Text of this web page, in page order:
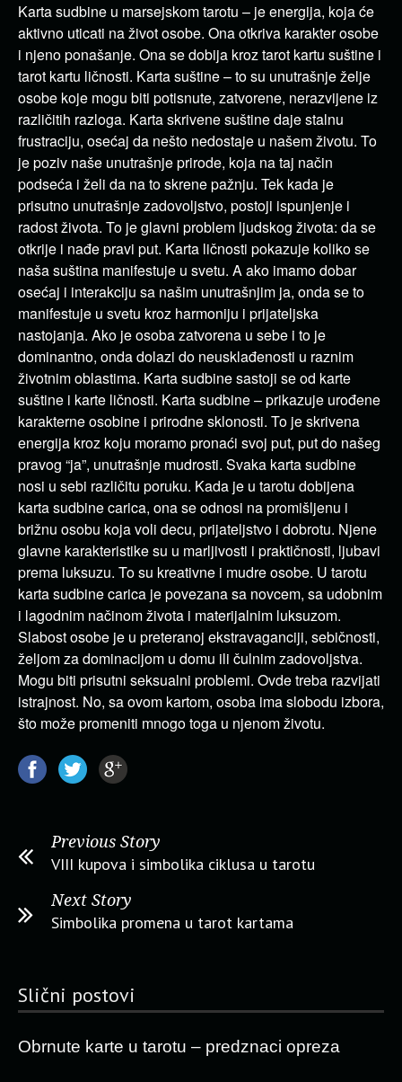
Karta sudbine u marsejskom tarotu – je energija, koja će
aktivno uticati na život osobe. Ona otkriva karakter osobe
i njeno ponašanje. Ona se dobija kroz tarot kartu suštine i
tarot kartu ličnosti. Karta suštine – to su unutrašnje želje
osobe koje mogu biti potisnute, zatvorene, nerazvijene iz
različitih razloga. Karta skrivene suštine daje stalnu
frustraciju, osećaj da nešto nedostaje u našem životu. To
je poziv naše unutrašnje prirode, koja na taj način
podseća i želi da na to skrene pažnju. Tek kada je
prisutno unutrašnje zadovoljstvo, postoji ispunjenje i
radost života. To je glavni problem ljudskog života: da se
otkrije i nađe pravi put. Karta ličnosti pokazuje koliko se
naša suština manifestuje u svetu. A ako imamo dobar
osećaj i interakciju sa našim unutrašnjim ja, onda se to
manifestuje u svetu kroz harmoniju i prijateljska
nastojanja. Ako je osoba zatvorena u sebe i to je
dominantno, onda dolazi do neusklađenosti u raznim
životnim oblastima. Karta sudbine sastoji se od karte
suštine i karte ličnosti. Karta sudbine – prikazuje urođene
karakterne osobine i prirodne sklonosti. To je skrivena
energija kroz koju moramo pronaći svoj put, put do našeg
pravog “ja”, unutrašnje mudrosti. Svaka karta sudbine
nosi u sebi različitu poruku. Kada je u tarotu dobijena
karta sudbine carica, ona se odnosi na promišljenu i
brižnu osobu koja voli decu, prijateljstvo i dobrotu. Njene
glavne karakteristike su u marljivosti i praktičnosti, ljubavi
prema luksuzu. To su kreativne i mudre osobe. U tarotu
karta sudbine carica je povezana sa novcem, sa udobnim
i lagodnim načinom života i materijalnim luksuzom.
Slabost osobe je u preteranoj ekstravaganciji, sebičnosti,
željom za dominacijom u domu ili čulnim zadovoljstva.
Mogu biti prisutni seksualni problemi. Ovde treba razvijati
istrajnost. No, sa ovom kartom, osoba ima slobodu izbora,
što može promeniti mnogo toga u njenom životu.
Previous Story
VIII kupova i simbolika ciklusa u tarotu
Next Story
Simbolika promena u tarot kartama
Slični postovi
Obrnute karte u tarotu – predznaci opreza